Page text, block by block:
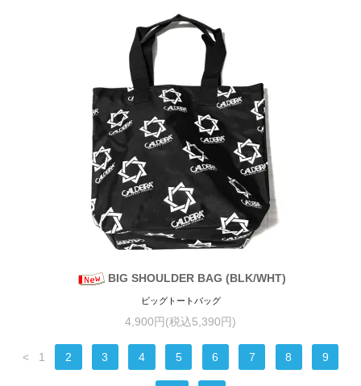
BIG SHOULDER BAG (BLK/WHT)
ビッグトートバッグ
4,900円(税込5,390円)
< 1 2 3 4 5 6 7 8 9